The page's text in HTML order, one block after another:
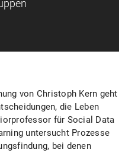
von Christoph Kern geht
die Leben
für Social Data
untersucht Prozesse
bei denen